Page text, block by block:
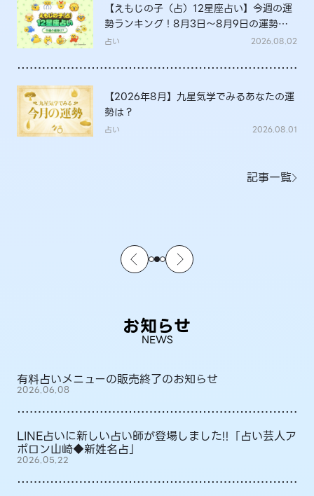
【えもじの子（占）12星座占い】今週の運
勢ランキング！8月3日～8月9日の運勢
は？
占い 2026.08.02
【2026年8月】九星気学でみるあなたの運
勢は？
占い 2026.08.01
記事一覧
お知らせ
NEWS
有料占いメニューの販売終了のお知らせ
2026.06.08
LINE占いに新しい占い師が登場しました!!「占い芸人ア
ポロン山崎◆新姓名占」
2026.05.22